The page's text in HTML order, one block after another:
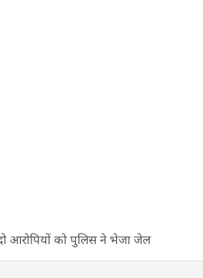
आरोपियों को पुलिस ने भेजा जेल